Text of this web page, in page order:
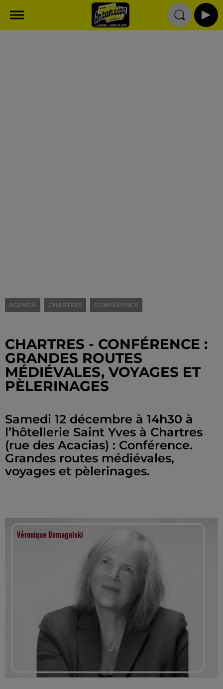
AGENDA CHARTRES CONFÉRENCE
CHARTRES - CONFÉRENCE :
GRANDES ROUTES
MÉDIÉVALES, VOYAGES ET
PÈLERINAGES
Samedi 12 décembre à 14h30 à
l’hôtellerie Saint Yves à Chartres
(rue des Acacias) : Conférence.
Grandes routes médiévales,
voyages et pèlerinages.